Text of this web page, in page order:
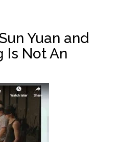
Yuan and
Is Not An